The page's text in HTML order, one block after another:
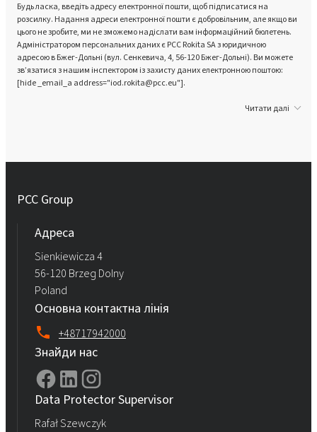
Будь ласка, введіть адресу електронної пошти, щоб підписатися на
розсилку. Надання адреси електронної пошти є добровільним, але якщо ви
цього не зробите, ми не зможемо надіслати вам інформаційний бюлетень.
Адміністратором персональних даних є PCC Rokita SA з юридичною
адресою в Бжег-Дольні (вул. Сенкевича, 4, 56-120 Бжег-Дольні). Ви можете
зв’язатися з нашим інспектором із захисту даних електронною поштою:
[hide _email_a address="iod.rokita@pcc.eu"].
Читати далі
PCC Group
Адреса
Sienkiewicza 4
56-120 Brzeg Dolny
Poland
Основна контактна лінія
+48717942000
Знайди нас
Data Protector Supervisor
Rafał Szewczyk